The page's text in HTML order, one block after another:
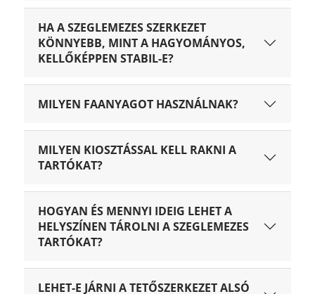
HA A SZEGLEMEZES SZERKEZET
KÖNNYEBB, MINT A HAGYOMÁNYOS,
KELLŐKÉPPEN STABIL-E?
MILYEN FAANYAGOT HASZNÁLNAK?
MILYEN KIOSZTÁSSAL KELL RAKNI A
TARTÓKAT?
HOGYAN ÉS MENNYI IDEIG LEHET A
HELYSZÍNEN TÁROLNI A SZEGLEMEZES
TARTÓKAT?
LEHET-E JÁRNI A TETŐSZERKEZET ALSÓ